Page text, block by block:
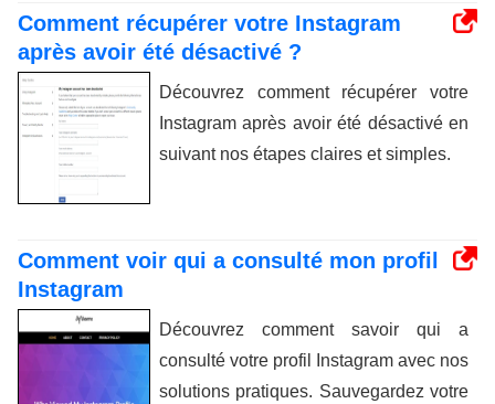
Comment récupérer votre Instagram
après avoir été désactivé ?
Découvrez comment récupérer votre
Instagram après avoir été désactivé en
suivant nos étapes claires et simples.
Comment voir qui a consulté mon profil
Instagram
Découvrez comment savoir qui a
consulté votre profil Instagram avec nos
solutions pratiques. Sauvegardez votre